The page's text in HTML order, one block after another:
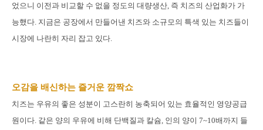
었으니 이전과 비교할 수 없을 정도의 대량생산, 즉 치즈의 산업화가 가
능했다. 지금은 공장에서 만들어낸 치즈와 소규모의 특색 있는 치즈들이
시장에 나란히 자리 잡고 있다.
오감을 배신하는 즐거운 깜짝쇼
치즈는 우유의 좋은 성분이 고스란히 농축되어 있는 효율적인 영양공급
원이다. 같은 양의 우유에 비해 단백질과 칼슘, 인의 양이 7~10배까지 들